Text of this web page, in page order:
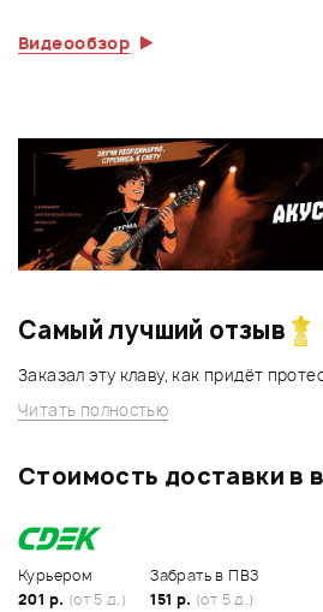
Видеообзор
Самый лучший отзыв
Заказал эту клаву, как придёт
Читать полностью
Стоимость доставки в
Курьером
201 р. (от 5 д.)
Забрать в ПВЗ
151 р. (от 5 д.)